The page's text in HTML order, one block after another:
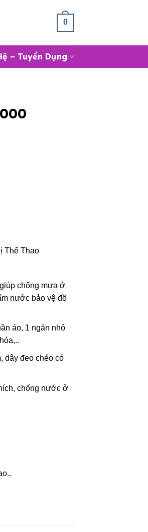
0
– Tuyển Dụng
Thể Thao
chống mưa ở
nước bảo vệ đồ
áo, 1 ngăn nhỏ
dây đeo chéo có
chống nước ở